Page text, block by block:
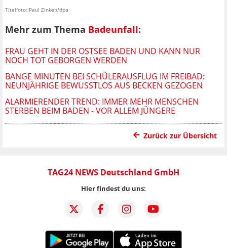
Titelfoto: Paul Zinken/dpa
Mehr zum Thema Badeunfall:
FRAU GEHT IN DER OSTSEE BADEN UND KANN NUR
NOCH TOT GEBORGEN WERDEN
BANGE MINUTEN BEI SCHÜLERAUSFLUG IM FREIBAD:
NEUNJÄHRIGE BEWUSSTLOS AUS BECKEN GEZOGEN
ALARMIERENDER TREND: IMMER MEHR MENSCHEN
STERBEN BEIM BADEN - VOR ALLEM JÜNGERE
Zurück zur Übersicht
TAG24 NEWS Deutschland GmbH
Hier findest du uns: